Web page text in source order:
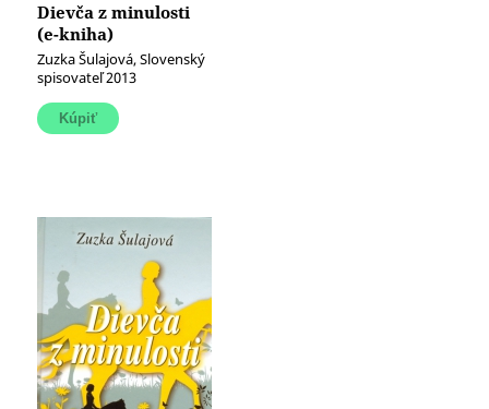
Dievča z minulosti
(e-kniha)
Zuzka Šulajová, Slovenský
spisovateľ 2013